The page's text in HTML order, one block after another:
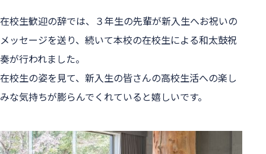
在校生歓迎の辞では、３年生の先輩が新入生へお祝いの
メッセージを送り、続いて本校の在校生による和太鼓祝
奏が行われました。
在校生の姿を見て、新入生の皆さんの高校生活への楽し
みな気持ちが膨らんでくれていると嬉しいです。